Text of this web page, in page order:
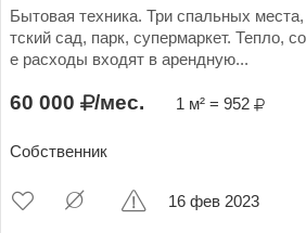
Бытовая техника. Три спальных
тский сад, парк, супермаркет. Тепло,
е расходы входят в арендную...
60 000 /мес. 1 м² = 952
Собственник
16 фев 2023